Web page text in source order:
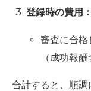
登録時の費用
審査に合格
（成功報
合計すると、順